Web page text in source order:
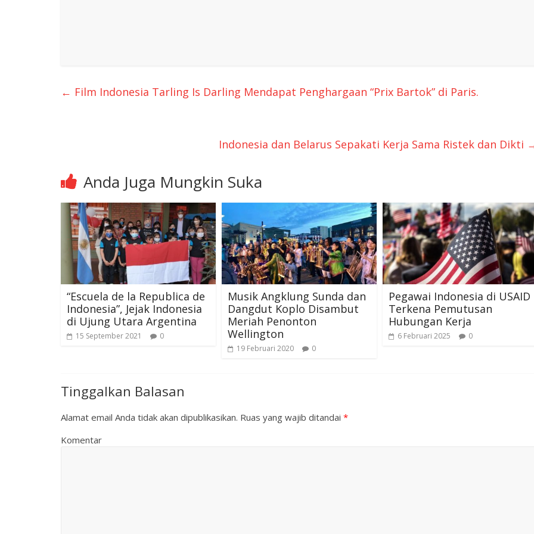
← Film Indonesia Tarling Is Darling Mendapat Penghargaan “Prix Bartok” di Paris.
Indonesia dan Belarus Sepakati Kerja Sama Ristek dan Dikti
Anda Juga Mungkin Suka
“Escuela de la Republica de
Indonesia”, Jejak Indonesia
di Ujung Utara Argentina
15 September 2021 0
Musik Angklung Sunda dan
Dangdut Koplo Disambut
Meriah Penonton
Wellington
19 Februari 2020 0
Pegawai Indonesia di USAID
Terkena Pemutusan
Hubungan Kerja
6 Februari 2025 0
Tinggalkan Balasan
Alamat email Anda tidak akan dipublikasikan. Ruas yang wajib ditandai *
Komentar